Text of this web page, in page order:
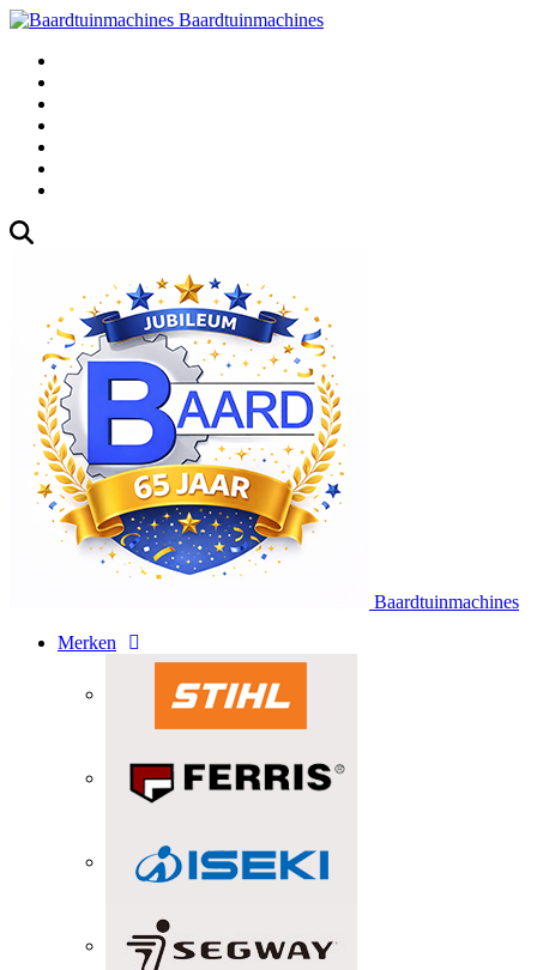
Baardtuinmachines
Baardtuinmachines
Merken